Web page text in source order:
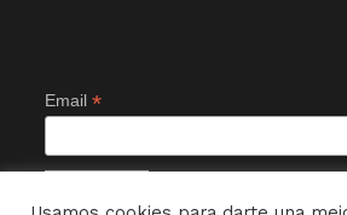
Email *